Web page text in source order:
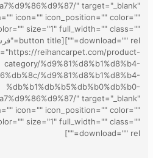
" target="_blank"
icon="" icon_position="" color=""
size="1" full_width="" class=""
reihancarpet.com/product-
category/%d9%81%d8%b1%d8%b4-
%d9%81%d8%b1%d8%b4-
%db%b1%db%b5%db%b0%db%b0-
" target="_blank"
icon="" icon_position="" color=""
size="1" full_width="" class=""
download="" rel=""]